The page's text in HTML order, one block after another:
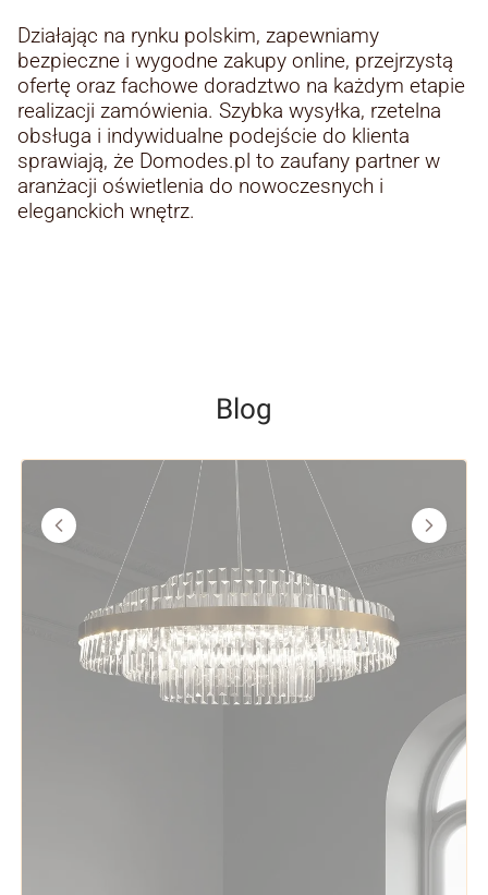
Działając na rynku polskim, zapewniamy
bezpieczne i wygodne zakupy online, przejrzystą
ofertę oraz fachowe doradztwo na każdym etapie
realizacji zamówienia. Szybka wysyłka, rzetelna
obsługa i indywidualne podejście do klienta
sprawiają, że Domodes.pl to zaufany partner w
aranżacji oświetlenia do nowoczesnych i
eleganckich wnętrz.
Blog